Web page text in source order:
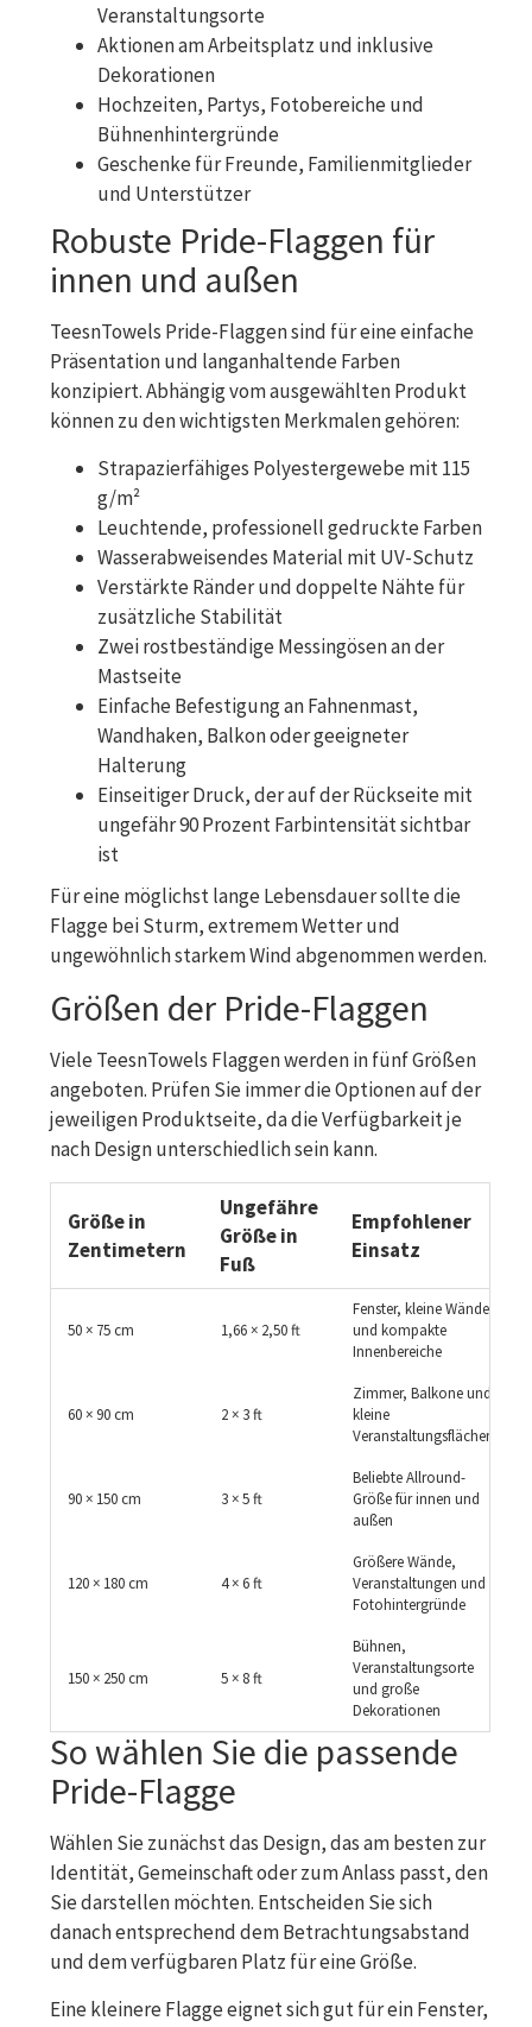
Veranstaltungsorte
Aktionen am Arbeitsplatz und inklusive
Dekorationen
Hochzeiten, Partys, Fotobereiche und
Bühnenhintergründe
Geschenke für Freunde, Familienmitglieder
und Unterstützer
Robuste Pride-Flaggen für
innen und außen
TeesnTowels Pride-Flaggen sind für eine einfache
Präsentation und langanhaltende Farben
konzipiert. Abhängig vom ausgewählten Produkt
können zu den wichtigsten Merkmalen gehören:
Strapazierfähiges Polyestergewebe mit 115
g/m²
Leuchtende, professionell gedruckte Farben
Wasserabweisendes Material mit UV-Schutz
Verstärkte Ränder und doppelte Nähte für
zusätzliche Stabilität
Zwei rostbeständige Messingösen an der
Mastseite
Einfache Befestigung an Fahnenmast,
Wandhaken, Balkon oder geeigneter
Halterung
Einseitiger Druck, der auf der Rückseite mit
ungefähr 90 Prozent Farbintensität sichtbar
ist
Für eine möglichst lange Lebensdauer sollte die
Flagge bei Sturm, extremem Wetter und
ungewöhnlich starkem Wind abgenommen werden.
Größen der Pride-Flaggen
Viele TeesnTowels Flaggen werden in fünf Größen
angeboten. Prüfen Sie immer die Optionen auf der
jeweiligen Produktseite, da die Verfügbarkeit je
nach Design unterschiedlich sein kann.
Größe in
Zentimetern
Ungefähre
Größe in
Fuß
Empfohlener
Einsatz
50 × 75 cm 1,66 × 2,50 ft
Fenster, kleine Wände
und kompakte
Innenbereiche
60 × 90 cm 2 × 3 ft
Zimmer, Balkone und
kleine
Veranstaltungsflächen
90 × 150 cm 3 × 5 ft
Beliebte Allround-
Größe für innen und
außen
120 × 180 cm 4 × 6 ft
Größere Wände,
Veranstaltungen und
Fotohintergründe
150 × 250 cm 5 × 8 ft
Bühnen,
Veranstaltungsorte
und große
Dekorationen
So wählen Sie die passende
Pride-Flagge
Wählen Sie zunächst das Design, das am besten zur
Identität, Gemeinschaft oder zum Anlass passt, den
Sie darstellen möchten. Entscheiden Sie sich
danach entsprechend dem Betrachtungsabstand
und dem verfügbaren Platz für eine Größe.
Eine kleinere Flagge eignet sich gut für ein Fenster,